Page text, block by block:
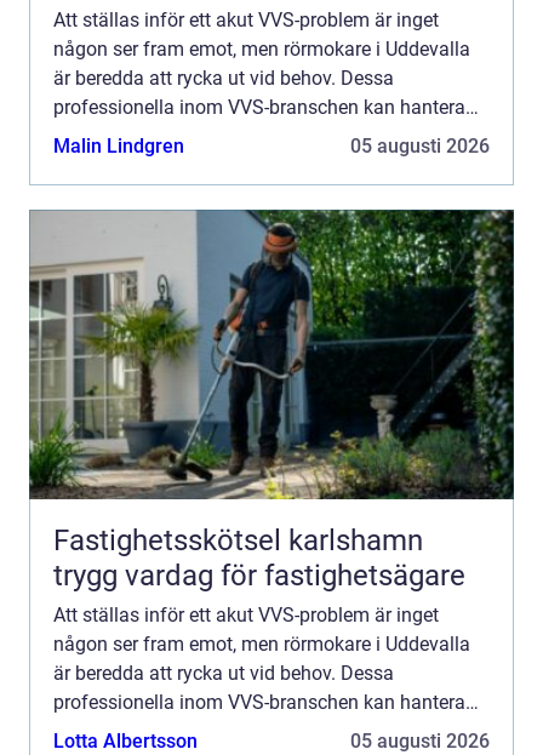
Att ställas inför ett akut VVS-problem är inget
någon ser fram emot, men rörmokare i Uddevalla
är beredda att rycka ut vid behov. Dessa
professionella inom VVS-branschen kan hantera
allt från rutinmässiga ins...
Malin Lindgren 05 augusti 2026
Fastighetsskötsel karlshamn
trygg vardag för fastighetsägare
Att ställas inför ett akut VVS-problem är inget
någon ser fram emot, men rörmokare i Uddevalla
är beredda att rycka ut vid behov. Dessa
professionella inom VVS-branschen kan hantera
allt från rutinmässiga ins...
Lotta Albertsson 05 augusti 2026